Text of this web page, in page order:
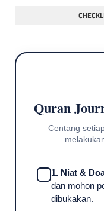
Quran
Centang
1. Niat &
dan mohon
dibukakan.